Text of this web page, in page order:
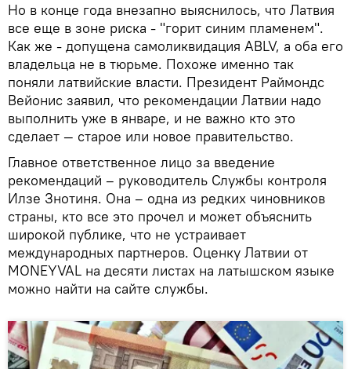
Но в конце года внезапно выяснилось, что Латвия
все еще в зоне риска - "горит синим пламенем".
Как же - допущена самоликвидация ABLV, а оба его
владельца не в тюрьме. Похоже именно так
поняли латвийские власти. Президент Раймондс
Вейонис заявил, что рекомендации Латвии надо
выполнить уже в январе, и не важно кто это
сделает — старое или новое правительство.
Главное ответственное лицо за введение
рекомендаций – руководитель Службы контроля
Илзе Знотиня. Она – одна из редких чиновников
страны, кто все это прочел и может объяснить
широкой публике, что не устраивает
международных партнеров. Оценку Латвии от
MONEYVAL на десяти листах на латышском языке
можно найти на сайте службы.